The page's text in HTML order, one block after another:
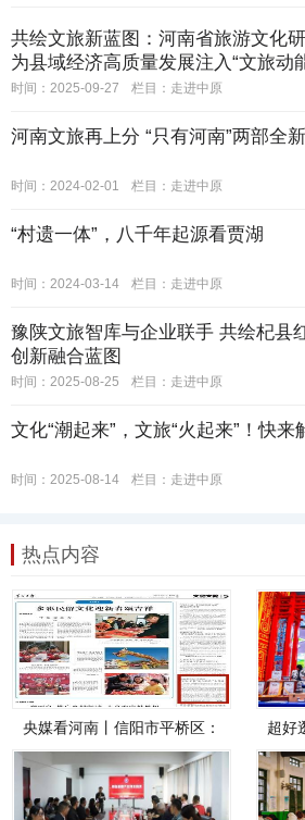
共绘文旅新蓝图：河南省旅游文化
为县域经济高质量发展注入“文旅动
时间：2025-09-27 栏目： 走进中原
河南文旅再上分 “只有河南”两部全
时间：2024-02-01 栏目： 走进中原
“村遗一体”，八千年起源看贾湖
时间：2024-03-14 栏目： 走进中原
豫陕文旅智库与企业联手 共绘杞县
创新融合蓝图
时间：2025-08-25 栏目： 走进中原
文化“潮起来”，文旅“火起来”！快来
时间：2025-08-14 栏目： 走进中原
热点内容
央媒看河南丨信阳市平桥区：
超好